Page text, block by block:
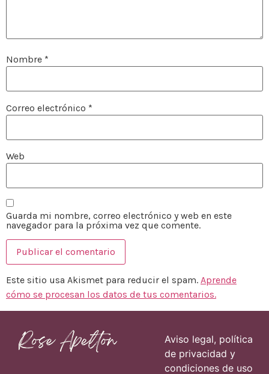
Nombre *
Correo electrónico *
Web
Guarda mi nombre, correo electrónico y web en este
navegador para la próxima vez que comente.
Este sitio usa Akismet para reducir el spam. Aprende
cómo se procesan los datos de tus comentarios.
Aviso legal, política
de privacidad y
condiciones de uso